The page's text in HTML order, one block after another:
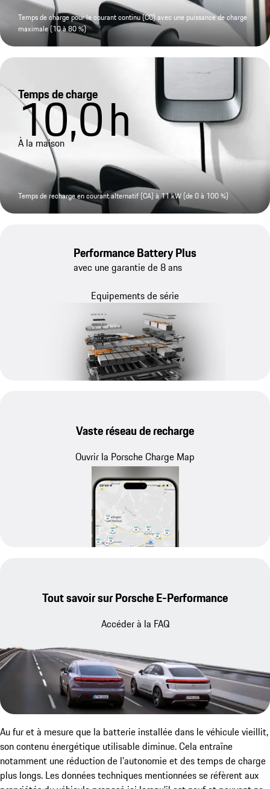
Temps de charge pour le courant continu (CC) avec une puissance de charge
maximale (10 à 80 %)
Temps de charge
10,0h
À la maison
Temps de recharge en courant alternatif (CA) à 11 kW (de 0 à 100 %)
Performance Battery Plus
avec une garantie de 8 ans
Equipements de série
Vaste réseau de recharge
Ouvrir la Porsche Charge Map
Tout savoir sur Porsche E-Performance
Accéder à la FAQ
Au fur et à mesure que la batterie installée dans le véhicule vieillit,
son contenu énergétique utilisable diminue. Cela entraîne
notamment une réduction de l'autonomie et des temps de charge
plus longs. Les données techniques mentionnées se réfèrent aux